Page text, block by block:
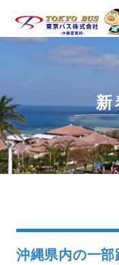
新
沖縄県内の一